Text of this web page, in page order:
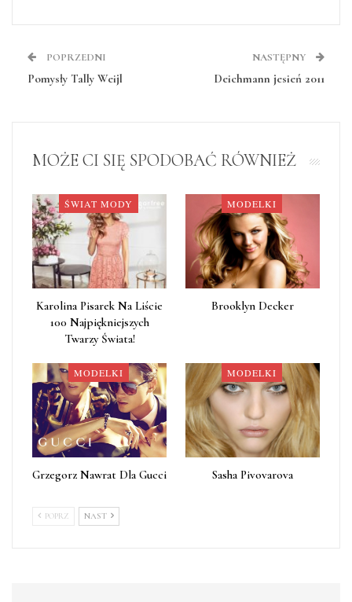
POPRZEDNI
Pomysły Tally Weijl
NASTĘPNY
Deichmann jesień 2011
MOŻE CI SIĘ SPODOBAĆ RÓWNIEŻ
ŚWIAT MODY
Karolina Pisarek Na Liście
100 Najpiękniejszych
Twarzy Świata!
MODELKI
Brooklyn Decker
MODELKI
Grzegorz Nawrat Dla Gucci
MODELKI
Sasha Pivovarova
POPRZ NAST